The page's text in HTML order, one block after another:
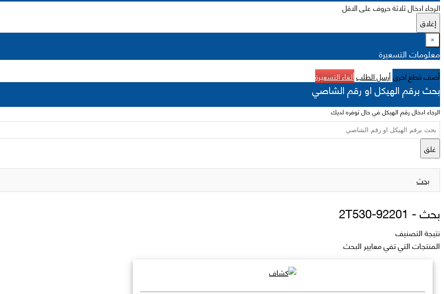
الرجاء ادخال ثلاثة حروف على الاقل
إغلاق
×
معلومات التسعيرة
أضف قطع اخرىأرسل الطلبألغاء التسعيرة
بحث برقم الهيكل او رقم الشاصي
الرجاء ادخال رقم الهيكل في حال توفره لديك
غلق
بحث
بحث - 92201-2T530
نتيجة التصنيف
المنتجات التي تفي معايير البحث